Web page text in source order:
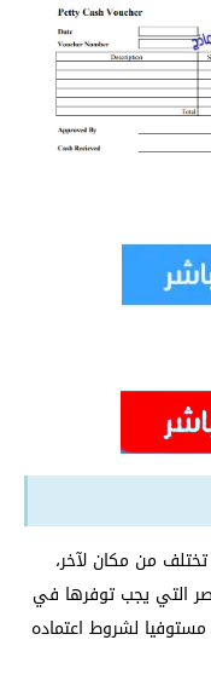
من مكان لآخر،
التي يجب توفرها في
لشروط اعتماده